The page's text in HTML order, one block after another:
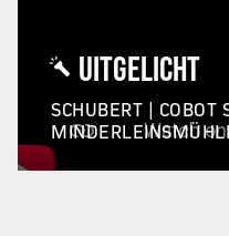
UITGELICHT
SCHUBERT | COBOT